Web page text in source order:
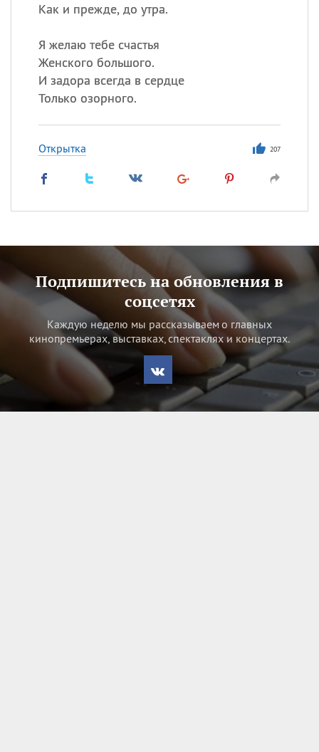
Как и прежде, до утра.
Я желаю тебе счастья
Женского большого.
И задора всегда в сердце
Только озорного.
Открытка 207
Подпишитесь на обновления в
соцсетях
Каждую неделю мы рассказываем о главных
кинопремьерах, выставках, спектаклях и концертах.